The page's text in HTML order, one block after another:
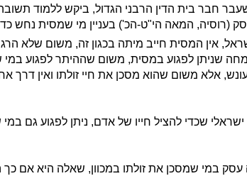
חבר בית הדין הרבני הגדול, ביקש ללמוד
(רוסיה, המאה הי"ט-הכ') בעניין מי שמסית נחש
אין המסית חייב מיתה בכגון זה, משום שלא הרג
שניתן לפגוע במסית, משום שההיתר לפגוע במי
אלא משום שהוא מסכן את חיי זולתו ואין דרך
שכדי להציל חייו של אדם, ניתן לפגוע גם במי
עסק במי שמסכן את זולתו במכוון, שאלה היא אם